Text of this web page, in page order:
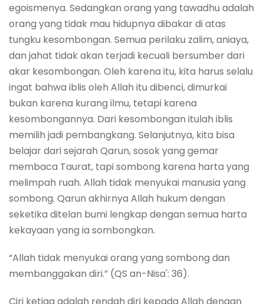
egoismenya. Sedangkan orang yang tawadhu adalah
orang yang tidak mau hidupnya dibakar di atas
tungku kesombongan. Semua perilaku zalim, aniaya,
dan jahat tidak akan terjadi kecuali bersumber dari
akar kesombongan. Oleh karena itu, kita harus selalu
ingat bahwa iblis oleh Allah itu dibenci, dimurkai
bukan karena kurang ilmu, tetapi karena
kesombongannya. Dari kesombongan itulah iblis
memilih jadi pembangkang. Selanjutnya, kita bisa
belajar dari sejarah Qarun, sosok yang gemar
membaca Taurat, tapi sombong karena harta yang
melimpah ruah. Allah tidak menyukai manusia yang
sombong. Qarun akhirnya Allah hukum dengan
seketika ditelan bumi lengkap dengan semua harta
kekayaan yang ia sombongkan.
“Allah tidak menyukai orang yang sombong dan
membanggakan diri.” (QS an-Nisa': 36).
Ciri ketiga adalah rendah diri kepada Allah dengan